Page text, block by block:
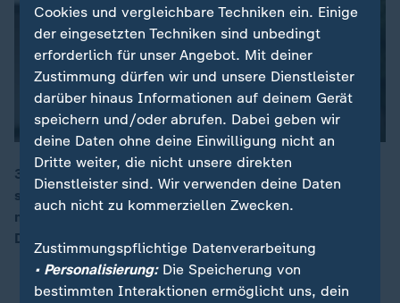
00:14
35 Parteien und sonstige politische Vereinigungen
stehen auf dem Wahlzettel für die Europawahl 2024 -
mit dabei auch die "Basisdemokratische Partei
Deutschland".
Cookies und vergleichbare Techniken ein. Einige
der eingesetzten Techniken sind unbedingt
erforderlich für unser Angebot. Mit deiner
Zustimmung dürfen wir und unsere Dienstleister
darüber hinaus Informationen auf deinem Gerät
speichern und/oder abrufen. Dabei geben wir
deine Daten ohne deine Einwilligung nicht an
Dritte weiter, die nicht unsere direkten
Dienstleister sind. Wir verwenden deine Daten
auch nicht zu kommerziellen Zwecken.
Zustimmungspflichtige Datenverarbeitung
• Personalisierung:Die Speicherung von
bestimmten Interaktionen ermöglicht uns, dein